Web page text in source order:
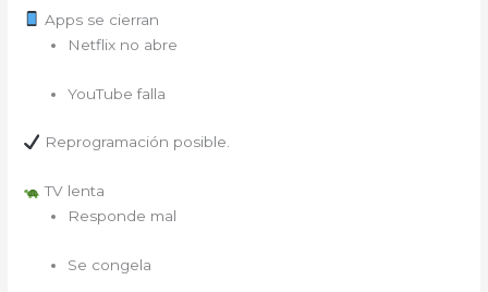
Apps se cierran
Netflix no abre
YouTube falla
Reprogramación posible.
TV lenta
Responde mal
Se congela